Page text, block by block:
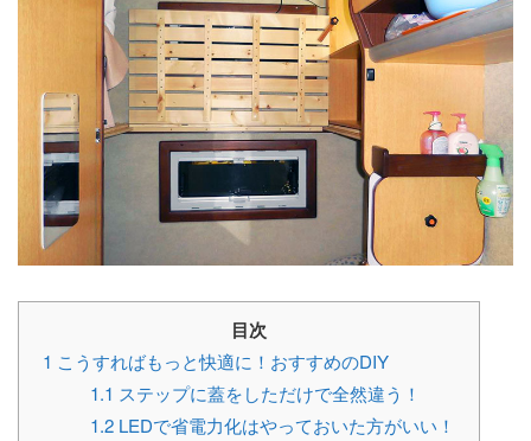
目次
1 こうすればもっと快適に！おすすめのDIY
1.1 ステップに蓋をしただけで全然違う！
1.2 LEDで省電力化はやっておいた方がいい！